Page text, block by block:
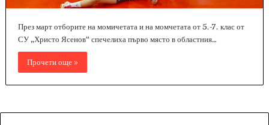
През март отборите на момичетата и на момчетата от 5.-7. клас от
СУ „Христо Ясенов“ спечелиха първо място в областния…
Прочети още »